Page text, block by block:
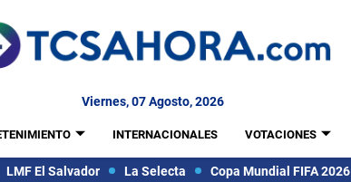
Viernes, 07 Agosto, 2026
INTERNACIONALES VOTACIONES
LMF El Salvador La Selecta Copa Mundial FIFA 2026